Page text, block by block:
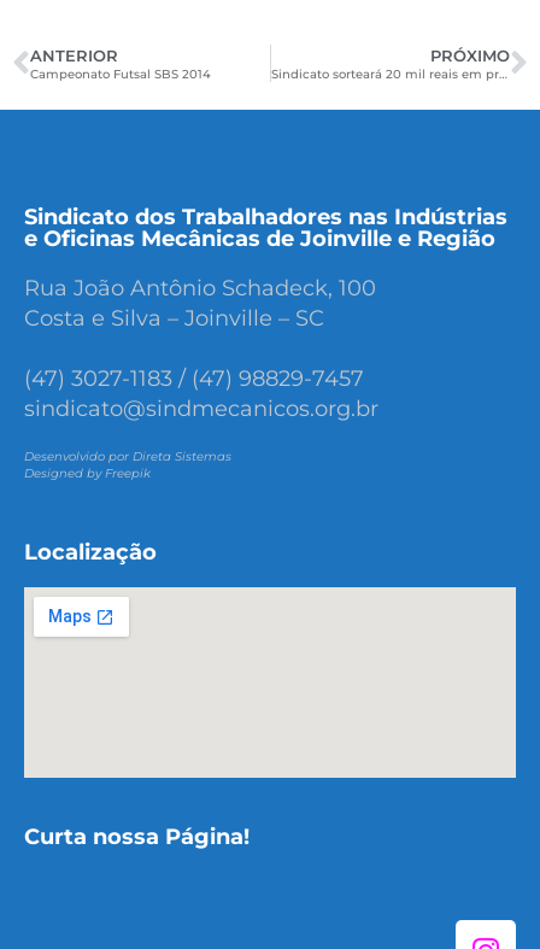
ANTERIOR
Campeonato Futsal SBS 2014
PRÓXIMO
Sindicato sorteará 20 mil reais em prêmios
Sindicato dos Trabalhadores nas Indústrias
e Oficinas Mecânicas de Joinville e Região
Rua João Antônio Schadeck, 100
Costa e Silva – Joinville – SC
(47) 3027-1183 / (47) 98829-7457
sindicato@sindmecanicos.org.br
Desenvolvido por Direta Sistemas
Designed by Freepik
Localização
Curta nossa Página!